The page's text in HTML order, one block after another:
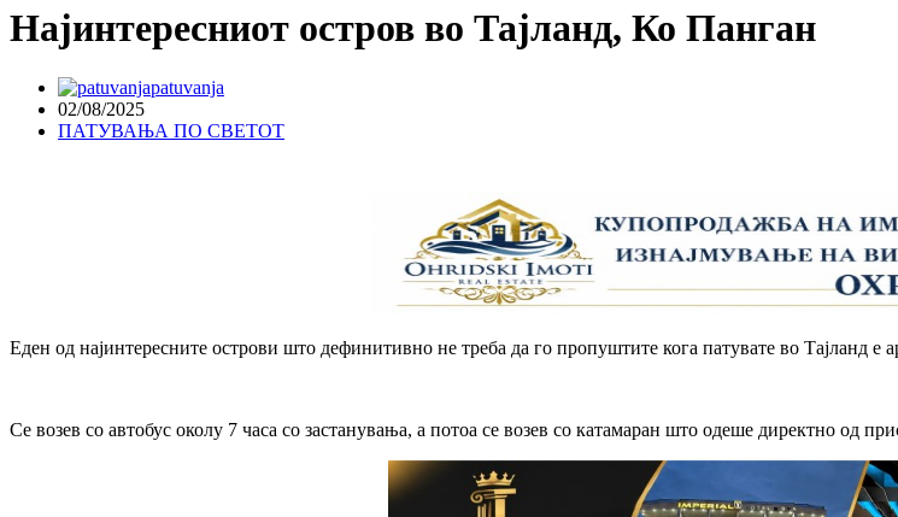
Најинтересниот остров во Тајланд, Ко Панган
patuvanja
02/08/2025
ПАТУВАЊА ПО СВЕТОТ
Еден од најинтересните острови што дефинитивно не треба да го пропуштите кога патувате во Тајланд е
Се возев со автобус околу 7 часа со застанувања, а потоа се возев со катамаран што одеше директно од